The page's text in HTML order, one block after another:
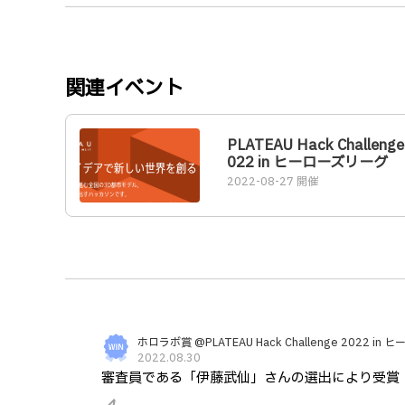
関連イベント
PLATEAU Hack
022 in ヒーローズリーグ
2022-08-27 開催
ホロラボ賞 @PLATEAU Hack Challenge 2022 in ヒ
2022.08.30
審査員である「伊藤武仙」さんの選出により受賞